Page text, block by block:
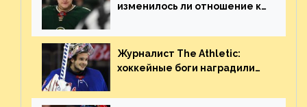
изменилось ли отношение к
Украине
Журналист The Athletic:
хоккейные боги наградили
великолепную игру